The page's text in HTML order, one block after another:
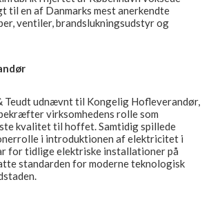
til en af Danmarks mest anerkendte
ventiler, brandslukningsudstyr og
Teudt udnævnt til Kongelig Hofleverandør,
virksomhedens rolle som
kvalitet til hoffet. Samtidig spillede
i introduktionen af elektricitet i
for tidlige elektriske installationer på
standarden for moderne teknologisk